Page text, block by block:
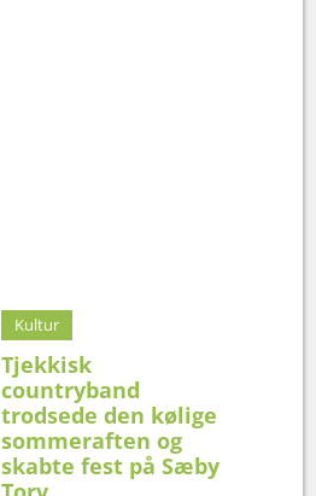
Kultur
Tjekkisk
countryband
trodsede den kølige
sommeraften og
skabte fest på Sæby